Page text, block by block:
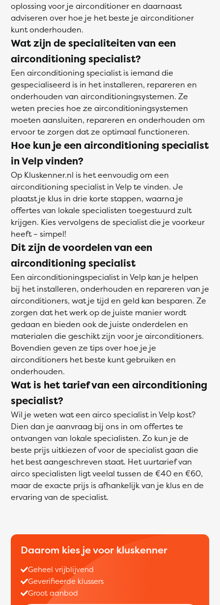
oplossing voor je airconditioner en daarnaast
adviseren over hoe je het beste je airconditioner
kunt onderhouden.
Wat zijn de specialiteiten van een
airconditioning specialist?
Een airconditioning specialist is iemand die
gespecialiseerd is in het installeren, repareren en
onderhouden van airconditioningsystemen. Ze
weten precies hoe ze airconditioningsystemen
moeten aansluiten, repareren en onderhouden om
ervoor te zorgen dat ze optimaal functioneren.
Hoe kun je een airconditioning specialist
in Velp vinden?
Op Kluskenner.nl is het eenvoudig om een
airconditioning specialist in Velp te vinden. Je
plaatst je klus in drie korte stappen, waarna je
offertes van lokale specialisten toegestuurd zult
krijgen. Kies vervolgens de specialist die je voorkeur
heeft – simpel!
Dit zijn de voordelen van een
airconditioning specialist
Een airconditioningspecialist in Velp kan je helpen
bij het installeren, onderhouden en repareren van je
airconditioners, wat je tijd en geld kan besparen. Ze
zorgen dat het werk op de juiste manier wordt
gedaan en bieden ook de juiste onderdelen en
materialen die geschikt zijn voor je airconditioners.
Bovendien geven ze tips over hoe je je
airconditioners het beste kunt gebruiken en
onderhouden.
Wat is het tarief van een airconditioning
specialist?
Wil je weten wat een airco specialist in Velp kost?
Dien dan je aanvraag bij ons in om offertes te
ontvangen van lokale specialisten. Zo kun je de
beste prijs uitkiezen of voor de specialist gaan die
het best aangeschreven staat. Het uurtarief van
airco specialisten ligt veelal tussen de €40 en €60,
maar de exacte prijs is afhankelijk van je klus en de
ervaring van de specialist.
Daarom kies je voor kluskenner
Geheel vrijblijvend
Geverifieerde klussers
Groot aanbod